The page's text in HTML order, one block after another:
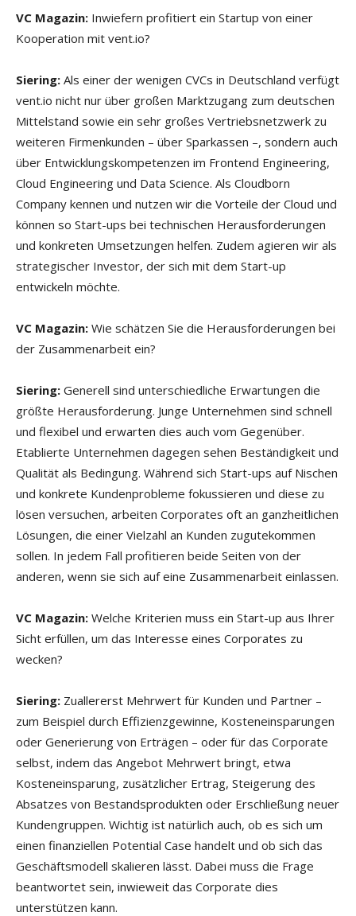
VC Magazin: Inwiefern profitiert ein Startup von einer
Kooperation mit vent.io?
Siering: Als einer der wenigen CVCs in Deutschland verfügt
vent.io nicht nur über großen Marktzugang zum deutschen
Mittelstand sowie ein sehr großes Vertriebsnetzwerk zu
weiteren Firmenkunden – über Sparkassen –, sondern auch
über Entwicklungskompetenzen im Frontend Engineering,
Cloud Engineering und Data Science. Als Cloudborn
Company kennen und nutzen wir die Vorteile der Cloud und
können so Start-ups bei technischen Herausforderungen
und konkreten Umsetzungen helfen. Zudem agieren wir als
strategischer Investor, der sich mit dem Start-up
entwickeln möchte.
VC Magazin: Wie schätzen Sie die Herausforderungen bei
der Zusammenarbeit ein?
Siering: Generell sind unterschiedliche Erwartungen die
größte Herausforderung. Junge Unternehmen sind schnell
und flexibel und erwarten dies auch vom Gegenüber.
Etablierte Unternehmen dagegen sehen Beständigkeit und
Qualität als Bedingung. Während sich Start-ups auf Nischen
und konkrete Kundenprobleme fokussieren und diese zu
lösen versuchen, arbeiten Corporates oft an ganzheitlichen
Lösungen, die einer Vielzahl an Kunden zugutekommen
sollen. In jedem Fall profitieren beide Seiten von der
anderen, wenn sie sich auf eine Zusammenarbeit einlassen.
VC Magazin: Welche Kriterien muss ein Start-up aus Ihrer
Sicht erfüllen, um das Interesse eines Corporates zu
wecken?
Siering: Zuallererst Mehrwert für Kunden und Partner –
zum Beispiel durch Effizienzgewinne, Kosteneinsparungen
oder Generierung von Erträgen – oder für das Corporate
selbst, indem das Angebot Mehrwert bringt, etwa
Kosteneinsparung, zusätzlicher Ertrag, Steigerung des
Absatzes von Bestandsprodukten oder Erschließung neuer
Kundengruppen. Wichtig ist natürlich auch, ob es sich um
einen finanziellen Potential Case handelt und ob sich das
Geschäftsmodell skalieren lässt. Dabei muss die Frage
beantwortet sein, inwieweit das Corporate dies
unterstützen kann.